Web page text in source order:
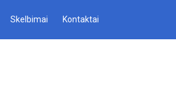
Skelbimai Kontaktai